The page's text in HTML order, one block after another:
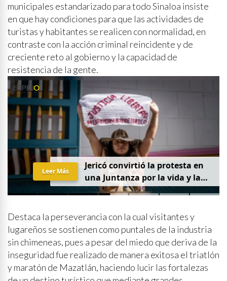
municipales estandarizado para todo Sinaloa insiste
en que hay condiciones para que las actividades de
turistas y habitantes se realicen con normalidad, en
contraste con la acción criminal reincidente y de
creciente reto al gobierno y la capacidad de
resistencia de la gente.
Jericó convirtió la protesta en
una Juntanza por la vida y la
justicia
Leer Más
Destaca la perseverancia con la cual visitantes y
lugareños se sostienen como puntales de la industria
sin chimeneas, pues a pesar del miedo que deriva de la
inseguridad fue realizado de manera exitosa el triatlón
y maratón de Mazatlán, haciendo lucir las fortalezas